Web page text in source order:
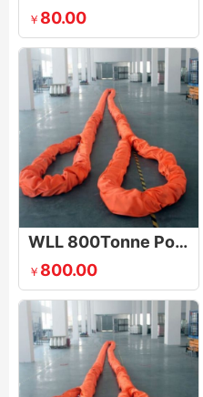
￥ 80.00
WLL 800Tonne Polyester Round Sling
￥ 800.00